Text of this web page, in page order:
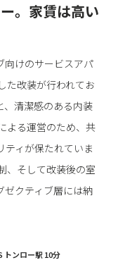
。家賃は高い
向けのサービスアパ
た改装が行われてお
、清潔感のある内装
よる運営のため、共
ティが保たれていま
、そして改装後の室
ゼクティブ層には納
トンロー駅 10分